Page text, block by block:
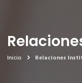
Inicio Relaciones